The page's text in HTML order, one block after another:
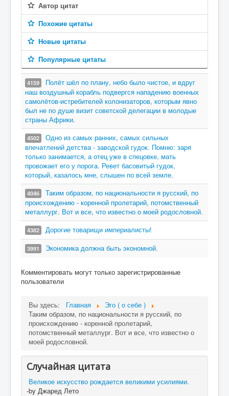
Автор цитат
Похожие цитаты
Новые цитаты
Популярные цитаты
4159
Полёт шёл по плану, небо было чистое, и вдруг
наш воздушный корабль подвергся нападению военных
самолётов-истребителей колонизаторов, которым явно
был не по душе визит советской делегации в молодые
страны Африки.
4502
Одно из самых ранних, самых сильных
впечатлений детства - заводской гудок. Помню: заря
только занимается, а отец уже в спецовке, мать
провожает его у порога. Ревет басовитый гудок,
который, казалось мне, слышен по всей земле.
4046
Таким образом, по национальности я русский, по
происхождению - коренной пролетарий, потомственный
металлург. Вот и все, что известно о моей родословной.
4382 Дорогие товарищи империалисты!
3991 Экономика должна быть экономной.
Комментировать могут только зарегистрированные
пользователи
Вы здесь: Главная
Эго ( о себе )
Таким образом, по национальности я русский, по
происхождению - коренной пролетарий,
потомственный металлург. Вот и все, что известно о
моей родословной.
Случайная цитата
Великое искусство рождается великими усилиями.
-by Джаред Лето